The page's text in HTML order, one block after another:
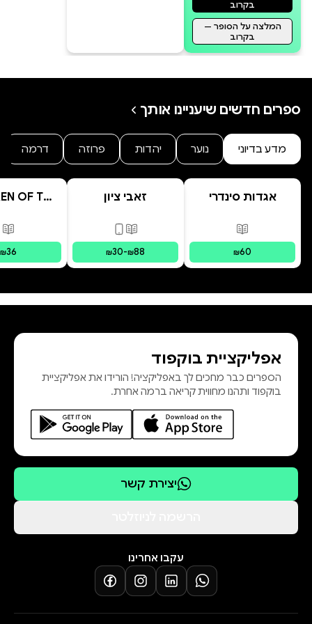
בקרוב
המלצה על הסופר —
בקרוב
ספרים חדשים שיעניינו אותך
מדע בדיוני נוער יהדות פרוזה דרמה
אגדות סינדרי
פורמטים זמינים
מודפס
₪60
זאבי ציון
פורמטים זמינים מודפס,
₪30-₪88
OF THE
₪36
אפליקציית בוקפוד
הספרים כבר מחכים לך באפליקציה! הורידו את אפליקציית
בוקפוד ותהנו מחווית קריאה ברמה אחרת.
יצירת קשר
עקבו אחרינו